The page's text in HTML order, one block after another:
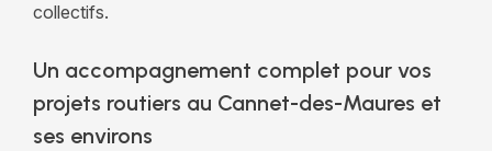
collectifs.
Un accompagnement complet pour vos
projets routiers au Cannet-des-Maures et
ses environs